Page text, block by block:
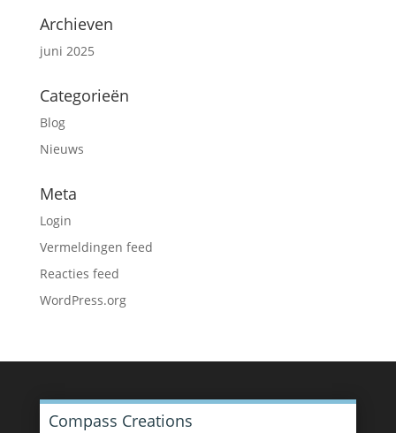
Archieven
juni 2025
Categorieën
Blog
Nieuws
Meta
Login
Vermeldingen feed
Reacties feed
WordPress.org
Compass Creations